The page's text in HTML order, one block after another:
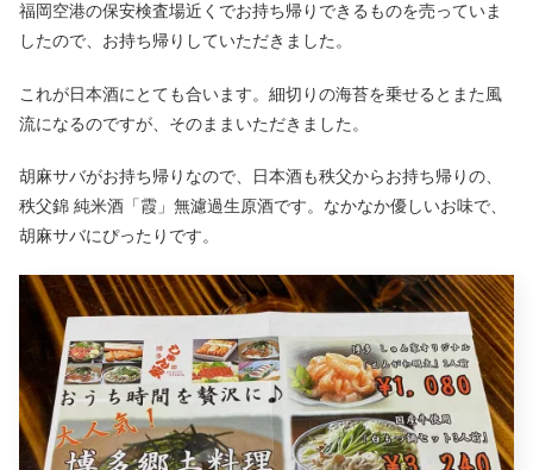
福岡空港の保安検査場近くでお持ち帰りできるものを売っていま
したので、お持ち帰りしていただきました。
これが日本酒にとても合います。細切りの海苔を乗せるとまた風
流になるのですが、そのままいただきました。
胡麻サバがお持ち帰りなので、日本酒も秩父からお持ち帰りの、
秩父錦 純米酒「霞」無濾過生原酒です。なかなか優しいお味で、
胡麻サバにぴったりです。